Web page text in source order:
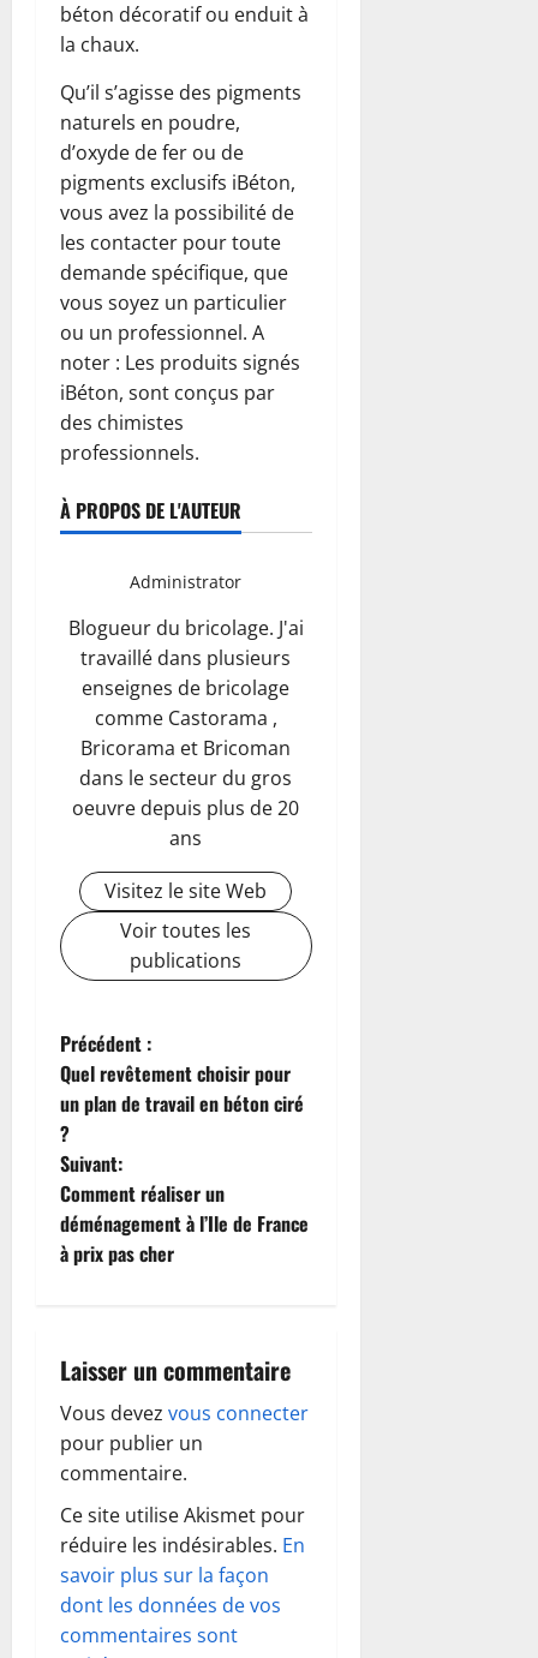
béton décoratif ou enduit à
la chaux.
Qu’il s’agisse des pigments
naturels en poudre,
d’oxyde de fer ou de
pigments exclusifs iBéton,
vous avez la possibilité de
les contacter pour toute
demande spécifique, que
vous soyez un particulier
ou un professionnel. A
noter : Les produits signés
iBéton, sont conçus par
des chimistes
professionnels.
À PROPOS DE L'AUTEUR
Administrator
Blogueur du bricolage. J'ai
travaillé dans plusieurs
enseignes de bricolage
comme Castorama ,
Bricorama et Bricoman
dans le secteur du gros
oeuvre depuis plus de 20
ans
Visitez le site Web
Voir toutes les
publications
N
a
v
i
g
t
i
o
n
d
’
Précédent :
Quel revêtement choisir pour
un plan de travail en béton ciré
?
Suivant:
Comment réaliser un
déménagement à l’Ile de France
à prix pas cher
Laisser un commentaire
Vous devez vous connecter
pour publier un
commentaire.
Ce site utilise Akismet pour
réduire les indésirables. En
savoir plus sur la façon
dont les données de vos
commentaires sont